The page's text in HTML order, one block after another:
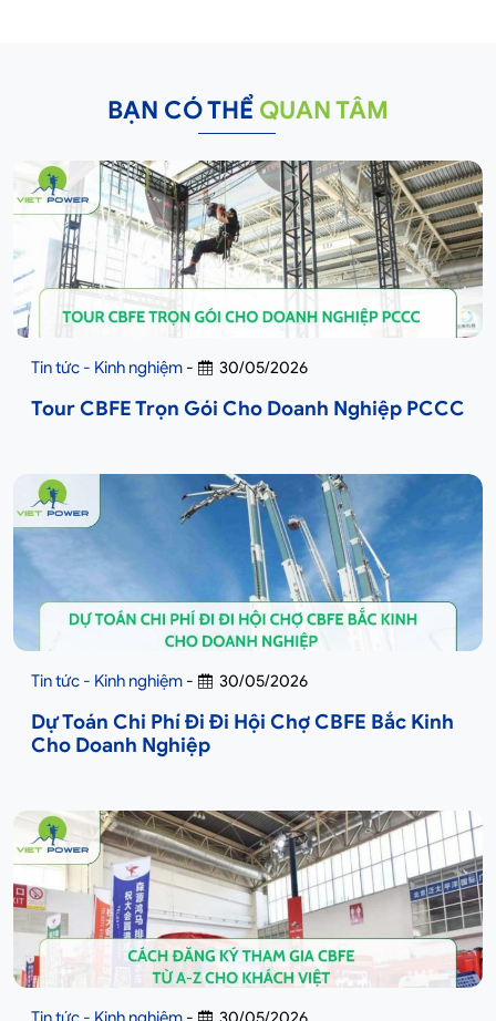
BẠN CÓ THỂ QUAN TÂM
Tin tức - Kinh nghiệm - 30/05/2026
Tour CBFE Trọn Gói Cho Doanh Nghiệp PCCC
Tin tức - Kinh nghiệm - 30/05/2026
Dự Toán Chi Phí Đi Đi Hội Chợ CBFE Bắc Kinh
Cho Doanh Nghiệp